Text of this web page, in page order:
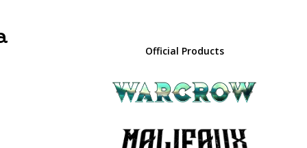
Official Products